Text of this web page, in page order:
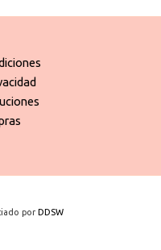
por DDSW